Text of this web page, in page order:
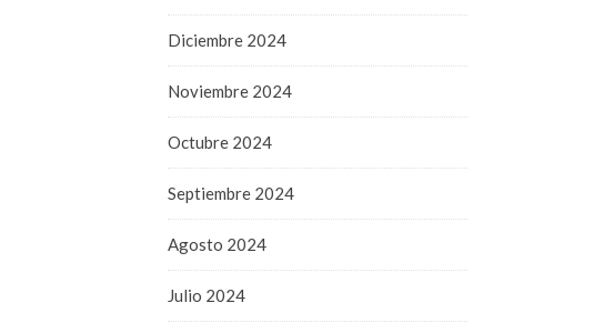
Diciembre 2024
Noviembre 2024
Octubre 2024
Septiembre 2024
Agosto 2024
Julio 2024